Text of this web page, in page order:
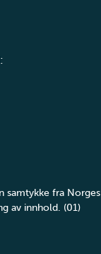
samtykke fra Norges
av innhold. (01)